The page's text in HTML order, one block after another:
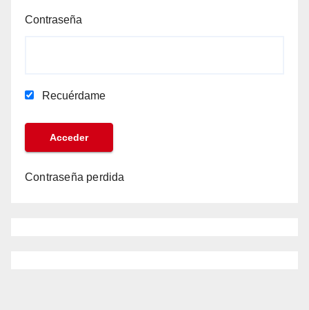
Contraseña
Recuérdame
Contraseña perdida